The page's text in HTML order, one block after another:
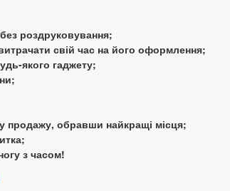
роздруковування;
свій час на його оформлення;
якого гаджету;
продажу, обравши найкращі місця;
з часом!